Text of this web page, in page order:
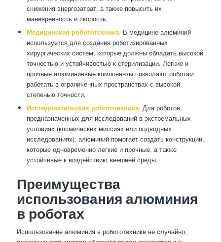
снижения энергозатрат, а также повысить их
маневренность и скорость.
Медицинская робототехника. В медицине алюминий
используется для создания роботизированных
хирургических систем, которые должны обладать высокой
точностью и устойчивостью к стерилизации. Легкие и
прочные алюминиевые компоненты позволяют роботам
работать в ограниченных пространствах с высокой
степенью точности.
Исследовательская робототехника. Для роботов,
предназначенных для исследований в экстремальных
условиях (космических миссиях или подводных
исследованиях), алюминий помогает создать конструкции,
которые одновременно легкие и прочные, а также
устойчивые к воздействию внешней среды.
Преимущества
использования алюминия
в роботах
Использование алюминия в робототехнике не случайно,